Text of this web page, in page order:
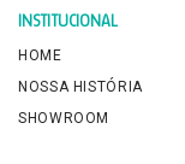
INSTITUCIONAL
HOME
NOSSA HISTÓRIA
SHOWROOM